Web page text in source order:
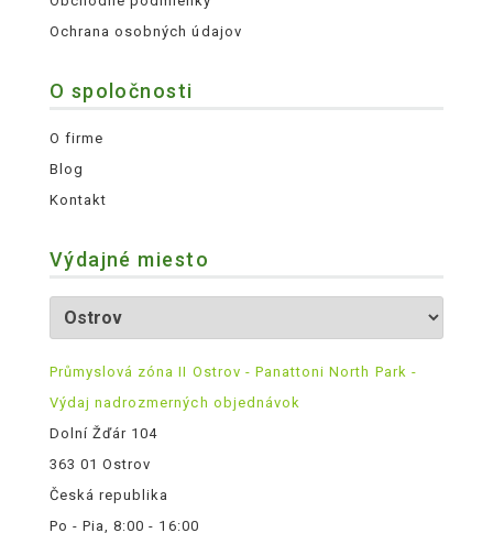
Ochrana osobných údajov
O spoločnosti
O firme
Blog
Kontakt
Výdajné miesto
Průmyslová zóna II Ostrov - Panattoni North Park -
Výdaj nadrozmerných objednávok
Dolní Žďár 104
363 01 Ostrov
Česká republika
Po - Pia, 8:00 - 16:00